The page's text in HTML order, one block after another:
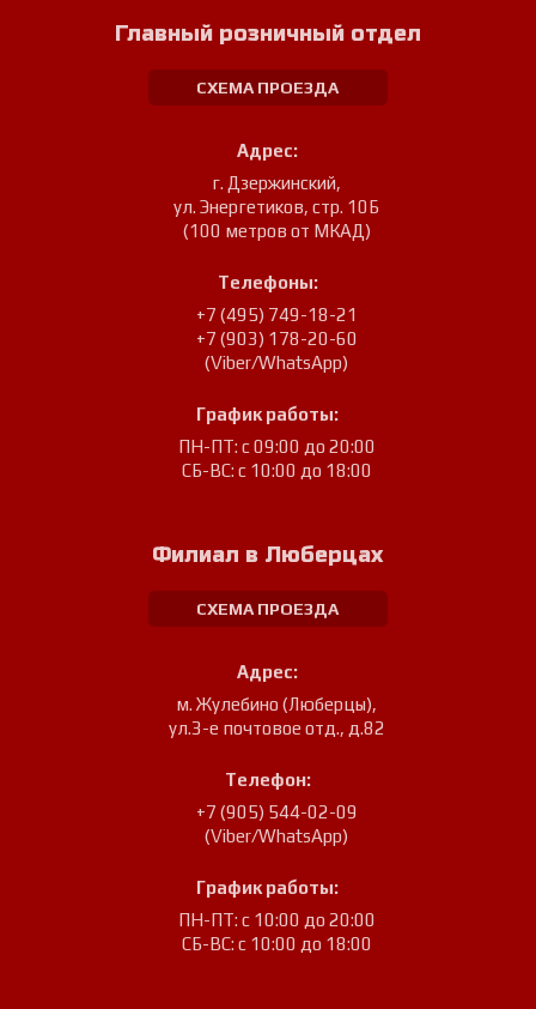
Главный розничный отдел
СХЕМА ПРОЕЗДА
Адрес:
г. Дзержинский,
ул. Энергетиков, стр. 10Б
(100 метров от МКАД)
Телефоны:
+7 (495) 749-18-21
+7 (903) 178-20-60
(Viber/WhatsApp)
График работы:
ПН-ПТ: с 09:00 до 20:00
СБ-ВС: с 10:00 до 18:00
Филиал в Люберцах
СХЕМА ПРОЕЗДА
Адрес:
м. Жулебино (Люберцы),
ул.3-е почтовое отд., д.82
Телефон:
+7 (905) 544-02-09
(Viber/WhatsApp)
График работы:
ПН-ПТ: с 10:00 до 20:00
СБ-ВС: с 10:00 до 18:00